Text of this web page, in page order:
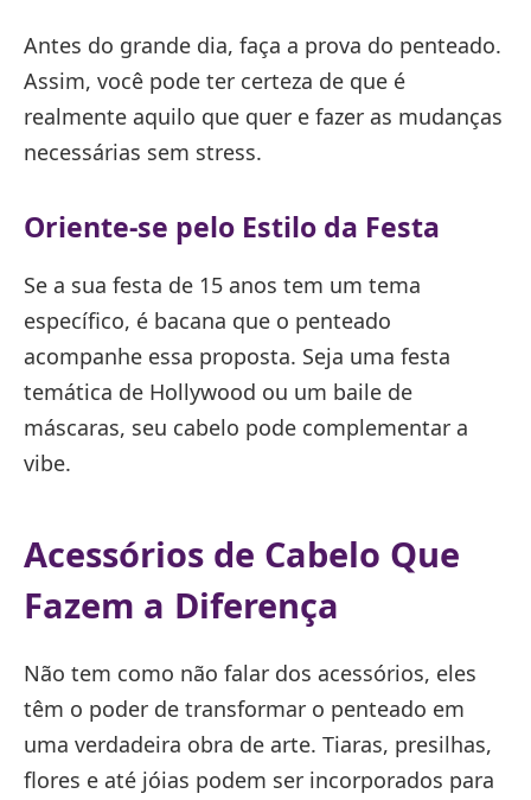
Antes do grande dia, faça a prova do penteado.
Assim, você pode ter certeza de que é
realmente aquilo que quer e fazer as mudanças
necessárias sem stress.
Oriente-se pelo Estilo da Festa
Se a sua festa de 15 anos tem um tema
específico, é bacana que o penteado
acompanhe essa proposta. Seja uma festa
temática de Hollywood ou um baile de
máscaras, seu cabelo pode complementar a
vibe.
Acessórios de Cabelo Que
Fazem a Diferença
Não tem como não falar dos acessórios, eles
têm o poder de transformar o penteado em
uma verdadeira obra de arte. Tiaras, presilhas,
flores e até jóias podem ser incorporados para